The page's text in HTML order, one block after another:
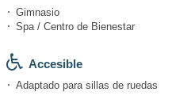
Gimnasio
Spa / Centro de Bienestar
Accesible
Adaptado para sillas de ruedas